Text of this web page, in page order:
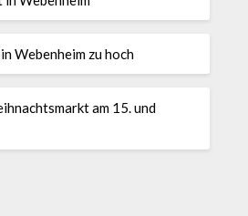
Webenheim zu hoch
am 15. und